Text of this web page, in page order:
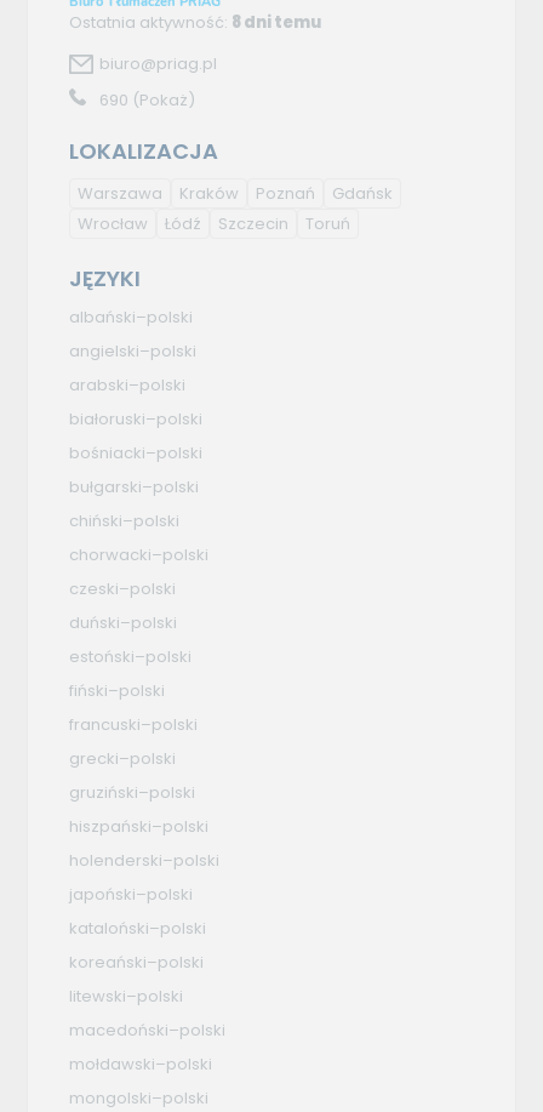
Ostatnia aktywność: 8 dni temu
biuro@priag.pl
690 (Pokaż)
LOKALIZACJA
Warszawa Kraków Poznań
Gdańsk
Wrocław
Łódź Szczecin Toruń
JĘZYKI
albański–polski
angielski–polski
arabski–polski
białoruski–polski
bośniacki–polski
bułgarski–polski
chiński–polski
chorwacki–polski
czeski–polski
duński–polski
estoński–polski
fiński–polski
francuski–polski
grecki–polski
gruziński–polski
hiszpański–polski
holenderski–polski
japoński–polski
kataloński–polski
koreański–polski
litewski–polski
macedoński–polski
mołdawski–polski
mongolski–polski